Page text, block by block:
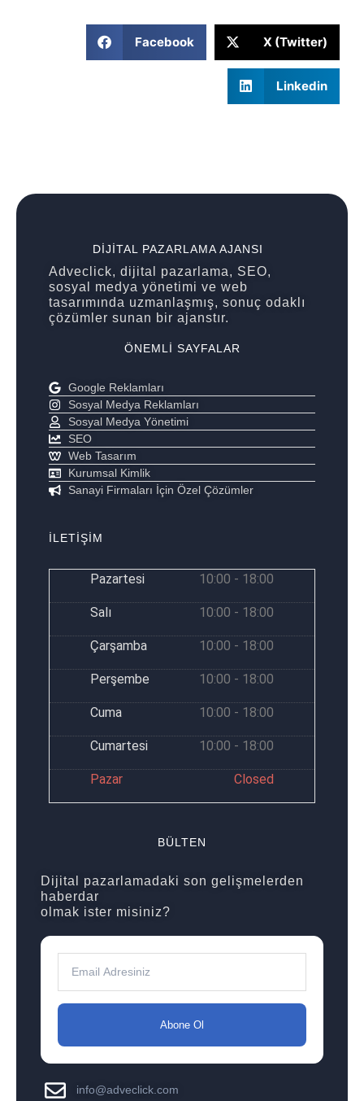
Facebook X (Twitter)
Linkedin
DIJITAL PAZARLAMA AJANSI
Adveclick, dijital pazarlama, SEO,
sosyal medya yönetimi ve web
tasarımında uzmanlaşmış, sonuç odaklı
çözümler sunan bir ajanstır.
ÖNEMLI SAYFALAR
Google Reklamları
Sosyal Medya Reklamları
Sosyal Medya Yönetimi
SEO
Web Tasarım
Kurumsal Kimlik
Sanayi Firmaları İçin Özel Çözümler
İLETİŞİM
Pazartesi 10:00 - 18:00
Salı 10:00 - 18:00
Çarşamba 10:00 - 18:00
Perşembe 10:00 - 18:00
Cuma 10:00 - 18:00
Cumartesi 10:00 - 18:00
Pazar Closed
BÜLTEN
Dijital pazarlamadaki son gelişmelerden
haberdar
olmak ister misiniz?
Abone Ol
info@adveclick.com